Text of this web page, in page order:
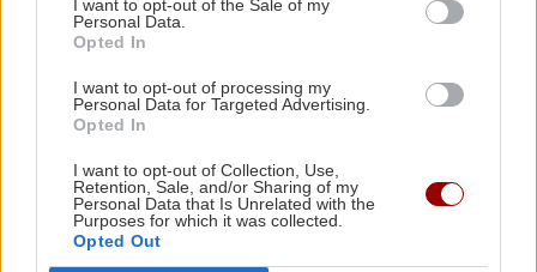
I want to opt-out of the Sale of my
Personal Data.
Opted In
I want to opt-out of processing my
Personal Data for Targeted Advertising.
Opted In
I want to opt-out of Collection, Use,
Retention, Sale, and/or Sharing of my
Personal Data that Is Unrelated with the
Purposes for which it was collected.
Opted Out
Απ’ το Λασίθι ως τα Χανιά όλη η Κρήτη αξίζει
(φωτο)
ΣΧΕΣΕΙΣ ΚΑΙ SEX
Χαίρεσαι πραγματικά όταν ο σύντροφός σου
πετυχαίνει κάτι;
23:00
GOSSIP - LIFESTYLE
Όλες οι ειδήσεις
ΠΕΡΙΣΣΟΤΕΡΑ